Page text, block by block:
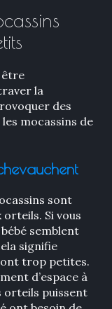
être
la
des
mocassins de
sont
Si vous
semblent
signifie
trop petites.
d’espace à
orteils puissent